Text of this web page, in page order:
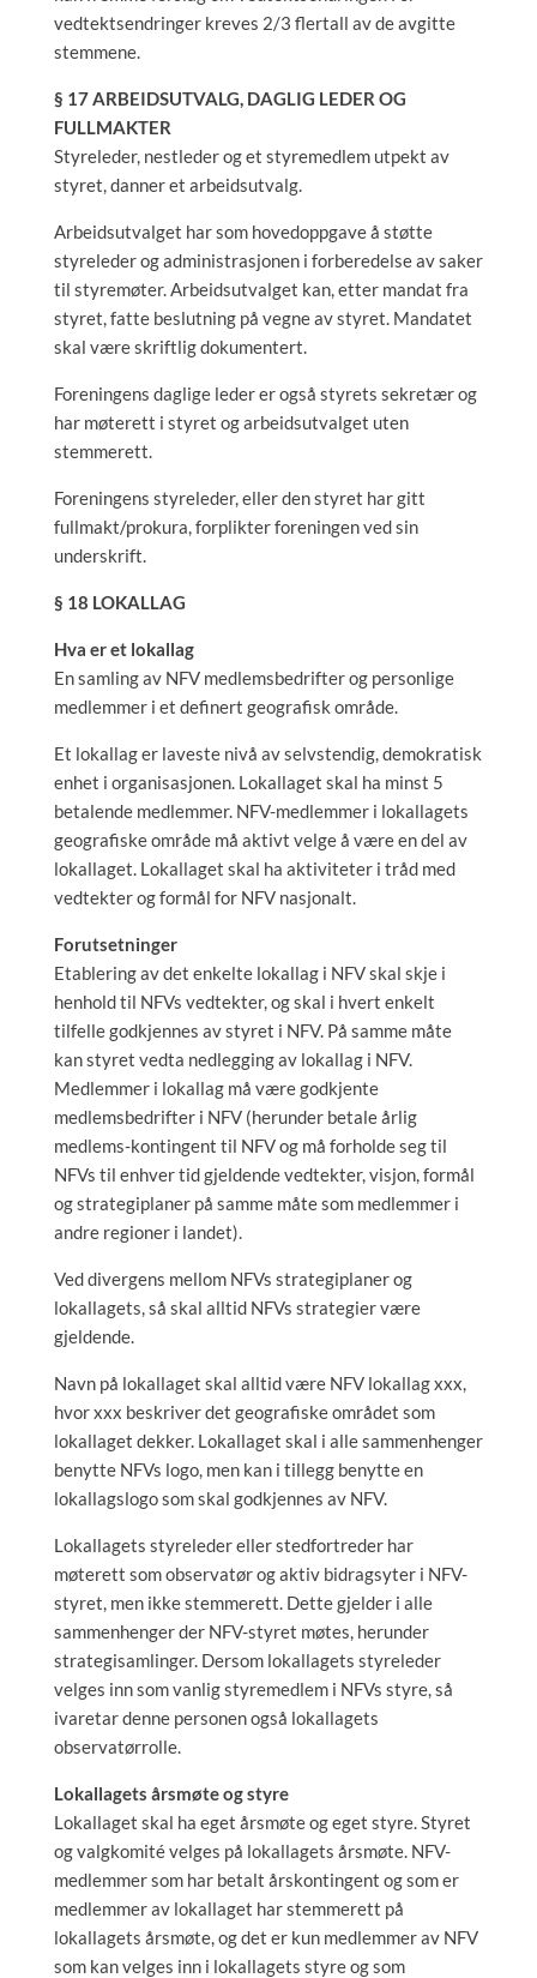
vedtektsendringer kreves 2/3 flertall av de avgitte
stemmene.
§ 17 ARBEIDSUTVALG, DAGLIG LEDER OG
FULLMAKTER
Styreleder, nestleder og et styremedlem utpekt av
styret, danner et arbeidsutvalg.
Arbeidsutvalget har som hovedoppgave å støtte
styreleder og administrasjonen i forberedelse av saker
til styremøter. Arbeidsutvalget kan, etter mandat fra
styret, fatte beslutning på vegne av styret. Mandatet
skal være skriftlig dokumentert.
Foreningens daglige leder er også styrets sekretær og
har møterett i styret og arbeidsutvalget uten
stemmerett.
Foreningens styreleder, eller den styret har gitt
fullmakt/prokura, forplikter foreningen ved sin
underskrift.
§ 18 LOKALLAG
Hva er et lokallag
En samling av NFV medlemsbedrifter og personlige
medlemmer i et definert geografisk område.
Et lokallag er laveste nivå av selvstendig, demokratisk
enhet i organisasjonen. Lokallaget skal ha minst 5
betalende medlemmer. NFV-medlemmer i lokallagets
geografiske område må aktivt velge å være en del av
lokallaget. Lokallaget skal ha aktiviteter i tråd med
vedtekter og formål for NFV nasjonalt.
Forutsetninger
Etablering av det enkelte lokallag i NFV skal skje i
henhold til NFVs vedtekter, og skal i hvert enkelt
tilfelle godkjennes av styret i NFV. På samme måte
kan styret vedta nedlegging av lokallag i NFV.
Medlemmer i lokallag må være godkjente
medlemsbedrifter i NFV (herunder betale årlig
medlems-kontingent til NFV og må forholde seg til
NFVs til enhver tid gjeldende vedtekter, visjon, formål
og strategiplaner på samme måte som medlemmer i
andre regioner i landet).
Ved divergens mellom NFVs strategiplaner og
lokallagets, så skal alltid NFVs strategier være
gjeldende.
Navn på lokallaget skal alltid være NFV lokallag xxx,
hvor xxx beskriver det geografiske området som
lokallaget dekker. Lokallaget skal i alle sammenhenger
benytte NFVs logo, men kan i tillegg benytte en
lokallagslogo som skal godkjennes av NFV.
Lokallagets styreleder eller stedfortreder har
møterett som observatør og aktiv bidragsyter i NFV-
styret, men ikke stemmerett. Dette gjelder i alle
sammenhenger der NFV-styret møtes, herunder
strategisamlinger. Dersom lokallagets styreleder
velges inn som vanlig styremedlem i NFVs styre, så
ivaretar denne personen også lokallagets
observatørrolle.
Lokallagets årsmøte og styre
Lokallaget skal ha eget årsmøte og eget styre. Styret
og valgkomité velges på lokallagets årsmøte. NFV-
medlemmer som har betalt årskontingent og som er
medlemmer av lokallaget har stemmerett på
lokallagets årsmøte, og det er kun medlemmer av NFV
som kan velges inn i lokallagets styre og som